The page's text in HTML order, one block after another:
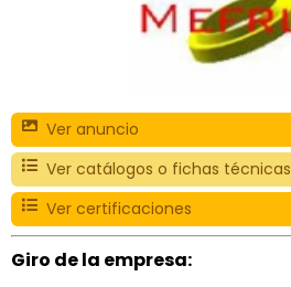
Ver anuncio
Ver catálogos o fichas técnicas
Ver certificaciones
Giro de la empresa: